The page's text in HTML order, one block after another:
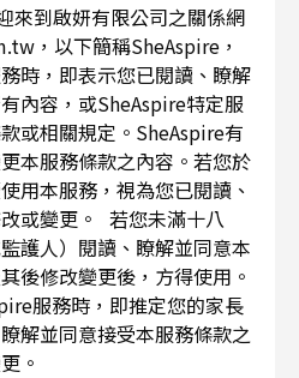
到啟妍有限公司之關係網
，以下簡稱SheAspire，
時，即表示您已閱讀、瞭解
內容，或SheAspire特定服
或相關規定。SheAspire有
本服務條款之內容。若您於
用本服務，視為您已閱讀、
或變更。 若您未滿十八
護人）閱讀、瞭解並同意本
後修改變更後，方得使用。
服務時，即推定您的家長
解並同意接受本服務條款之
。